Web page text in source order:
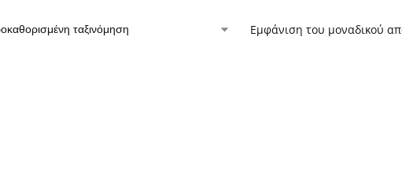
Εμφάνιση του μοναδικού